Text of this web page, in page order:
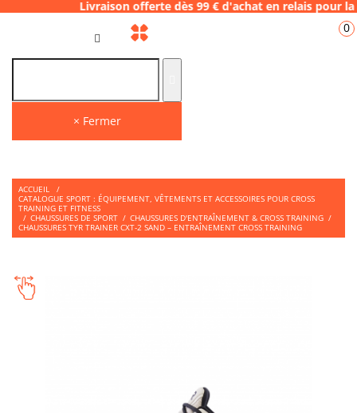
offerte dès 99 € d'achat en relais
× Fermer
0
ACCUEIL
/
CATALOGUE SPORT : ÉQUIPEMENT, VÊTEMENTS ET ACCESSOIRES POUR CROSS
TRAINING ET FITNESS
/ CHAUSSURES DE SPORT / CHAUSSURES D'ENTRAÎNEMENT & CROSS TRAINING /
CHAUSSURES TYR TRAINER CXT-2 SAND – ENTRAÎNEMENT CROSS TRAINING